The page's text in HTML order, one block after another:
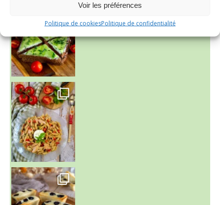
Voir les préférences
Politique de cookiesPolitique de confidentialité
~ SALADE DE PÂTES AUX DEUX TOMATES THON ET BURRA
~ FINANCIERS MYRTILLES ET CITRON ~
Aujourd'hu